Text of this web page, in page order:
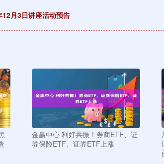
月3日讲座活动预告
金赢中心 利好共振！券商ETF、证
券保险ETF、证券ETF上涨